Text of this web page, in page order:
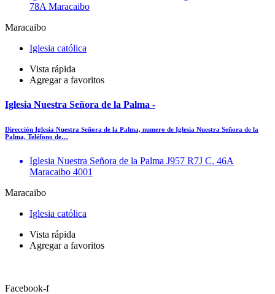
78A Maracaibo
Maracaibo
Iglesia católica
Vista rápida
Agregar a favoritos
Iglesia Nuestra Señora de la Palma -
Dirección Iglesia Nuestra Señora de la Palma, numero de Iglesia Nuestra Señora de la
Palma, Teléfono de…
Iglesia Nuestra Señora de la Palma J957 R7J C. 46A
Maracaibo 4001
Maracaibo
Iglesia católica
Vista rápida
Agregar a favoritos
Facebook-f